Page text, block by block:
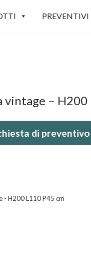
PREVENTIVI
– H200
di preventivo
- H200 L110 P45 cm